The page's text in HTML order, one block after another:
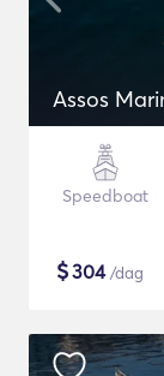
Speedboat
$304/dag